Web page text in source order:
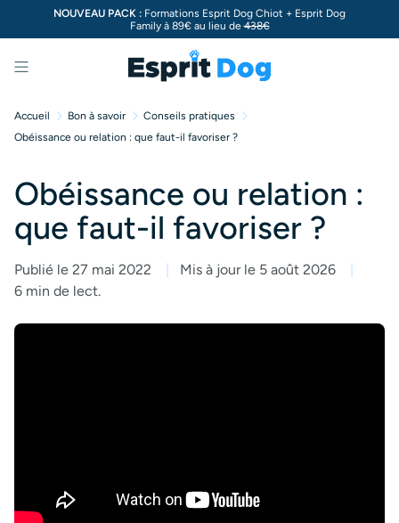
NOUVEAU PACK : Formations Esprit Dog Chiot + Esprit Dog
Family à 89€ au lieu de438€
Menu
Accueil Bon à savoir
Conseils pratiques
Obéissance ou relation : que faut-il favoriser ?
Obéissance ou relation :
que faut-il favoriser ?
Publié le 27 mai 2022
Mis à jour le 5 août 2026
6 min de lect.